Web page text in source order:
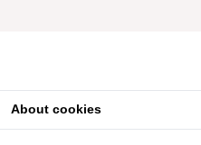
About cookies